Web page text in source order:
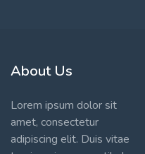
About Us
Lorem ipsum dolor sit
amet, consectetur
adipiscing elit. Duis vitae